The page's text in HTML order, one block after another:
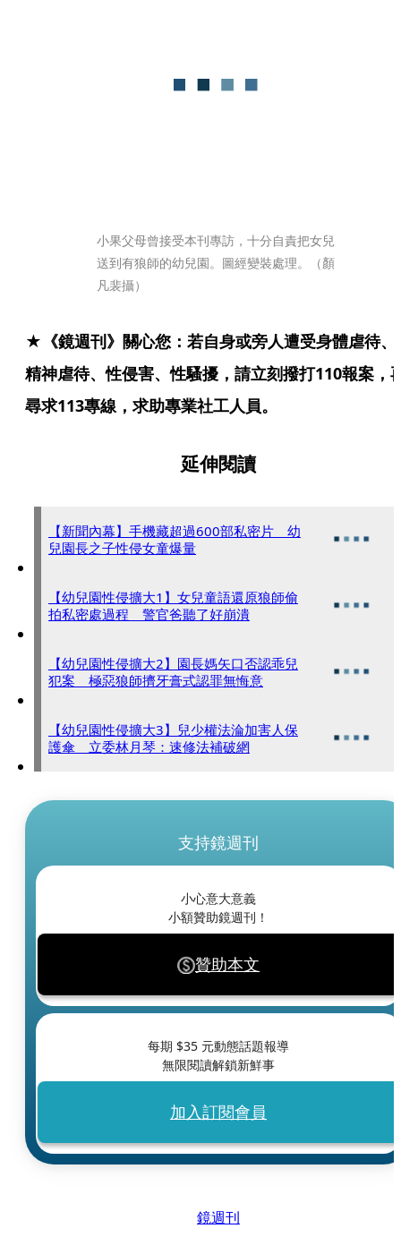
小果父母曾接受本刊專訪，十分自責把女兒
送到有狼師的幼兒園。圖經變裝處理。（顏
凡裴攝）
★《鏡週刊》關心您：若自身或旁人遭受身體虐待、
精神虐待、性侵害、性騷擾，請立刻撥打110報案，
尋求113專線，求助專業社工人員。
延伸閱讀
【新聞內幕】手機藏超過600部私密片 幼
兒園長之子性侵女童爆量
【幼兒園性侵擴大1】女兒童語還原狼師偷
拍私密處過程 警官爸聽了好崩潰
【幼兒園性侵擴大2】園長媽矢口否認乖兒
犯案 極惡狼師擠牙膏式認罪無悔意
【幼兒園性侵擴大3】兒少權法淪加害人保
護傘 立委林月琴：速修法補破網
支持鏡週刊
小心意大意義
小額贊助鏡週刊！
贊助本文
每期 $35 元動態話題報導
無限閱讀解鎖新鮮事
加入訂閱會員
鏡週刊